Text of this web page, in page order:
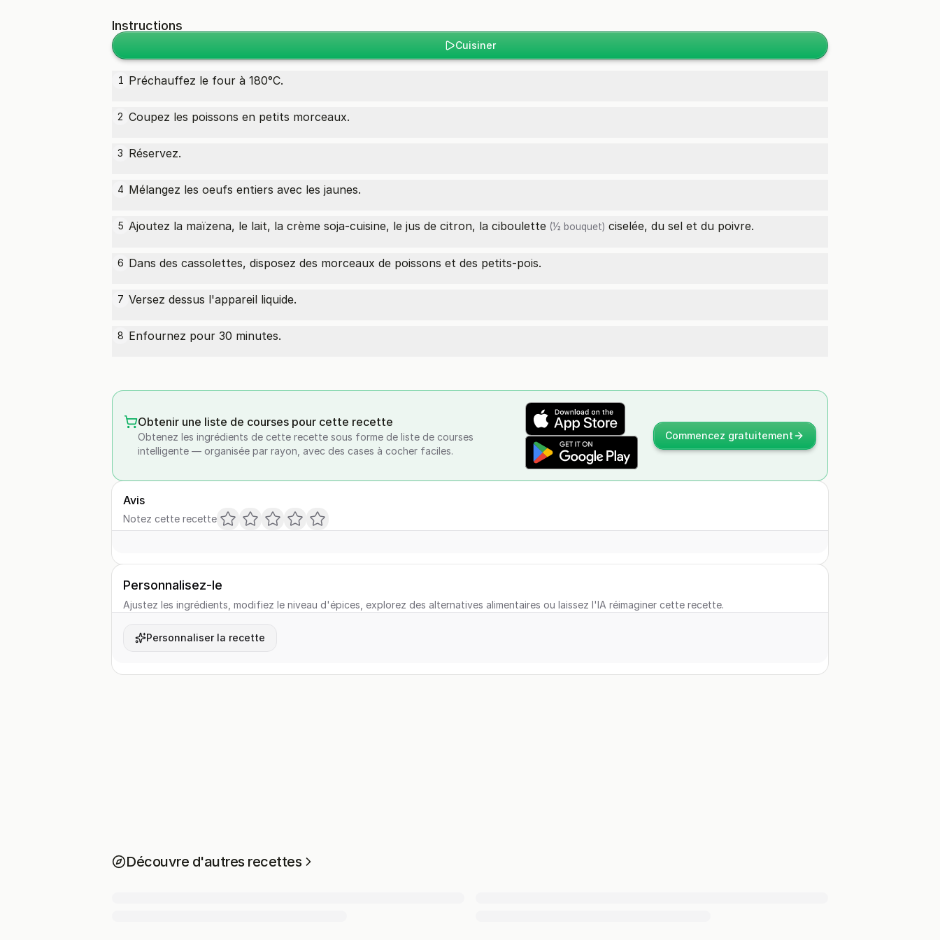
Instructions
Cuisiner
1 Préchauffez le four à 180°C.
2 Coupez les poissons en petits morceaux.
3 Réservez.
4 Mélangez les oeufs entiers avec les jaunes.
5 Ajoutez la maïzena, le lait, la crème soja-cuisine, le jus de citron, la ciboulette (½ bouquet) ciselée, du sel et du poivre.
6 Dans des cassolettes, disposez des morceaux de poissons et des petits-pois.
7 Versez dessus l'appareil liquide.
8 Enfournez pour 30 minutes.
Obtenir une liste de courses pour cette recette
Obtenez les ingrédients de cette recette sous forme de liste de courses
intelligente — organisée par rayon, avec des cases à cocher faciles.
Commencez gratuitement
Avis
Notez cette recette
Personnalisez-le
Ajustez les ingrédients, modifiez le niveau d'épices, explorez des alternatives alimentaires ou laissez l'IA réimaginer cette recette.
Personnaliser la recette
Découvre d'autres recettes